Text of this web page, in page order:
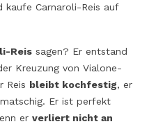
kaufe Carnaroli-Reis auf
Reis sagen? Er entstand
Kreuzung von Vialone-
Reis bleibt kochfestig, er
Er ist perfekt
er verliert nicht an